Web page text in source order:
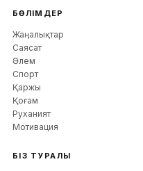
БӨЛІМДЕР
Жаңалықтар
Саясат
Әлем
Спорт
Қаржы
Қоғам
Руханият
Мотивация
БІЗ ТУРАЛЫ